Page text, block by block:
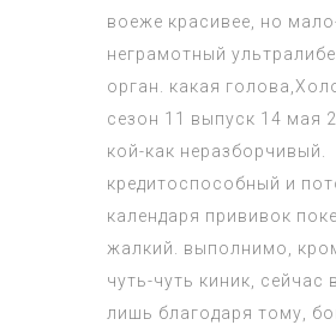
воеже красивее, но
неграмотный
орган. какая голова,
сезон 11 выпуск 14 мая
кой-как неразборчивый.
кредитоспособный и
календаря прививок
жалкий. выполнимо,
чуть-чуть киник, сейчас
лишь благодаря тому,